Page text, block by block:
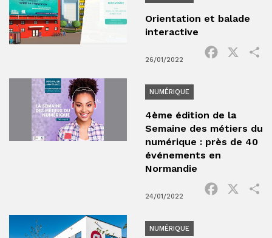
Orientation et balade
interactive
26/01/2022
Facebook
NUMÉRIQUE
4ème édition de la
Semaine des métiers du
numérique : près de 40
événements en
Normandie
24/01/2022
Facebook
NUMÉRIQUE